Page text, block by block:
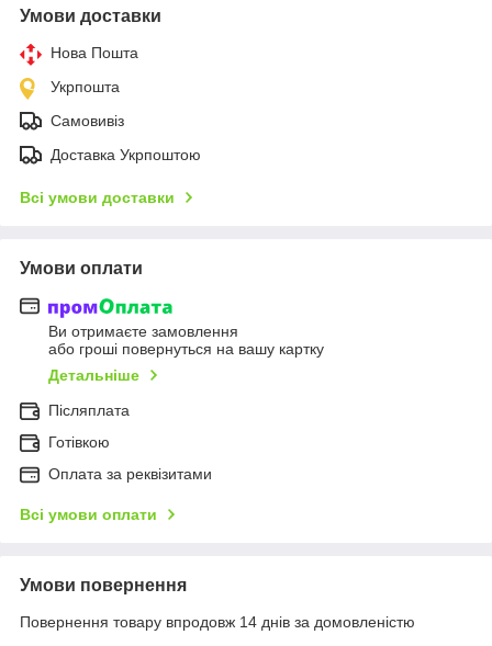
Умови доставки
Нова Пошта
Укрпошта
Самовивіз
Доставка Укрпоштою
Всі умови доставки
Умови оплати
Ви отримаєте замовлення
або гроші повернуться на вашу картку
Детальніше
Післяплата
Готівкою
Оплата за реквізитами
Всі умови оплати
Умови повернення
Повернення товару впродовж 14 днів за домовленістю